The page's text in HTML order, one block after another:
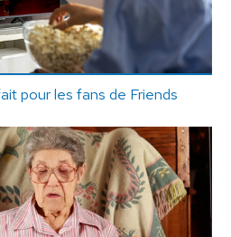
pour les fans de Friends